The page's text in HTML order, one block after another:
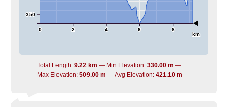
0 2 4 6 8
km
350
Total Length:9.22 km Min Elevation:330.00 m
Max Elevation:509.00 m Avg Elevation:421.10 m